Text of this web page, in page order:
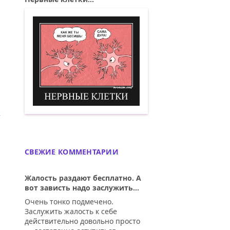
НИКОГДА НЕ ПРИНИМАЙ
Нервные клетки. Демотиватор
СВЕЖИЕ КОММЕНТАРИИ
Жалость раздают бесплатно. А
вот зависть надо заслужить...
Очень тонко подмечено.
Заслужить жалость к себе
действительно довольно просто